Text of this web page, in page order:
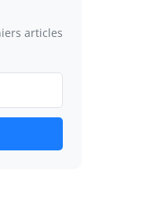
articles